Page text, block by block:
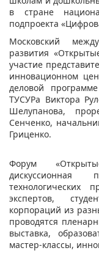
в стране
подпроекта
Московский
развития
участие
инновационном
деловой
ТУСУРа Виктора
Шелупанова,
Сенченко,
Гриценко.
Форум
дискуссионная
технологических
экспертов,
корпораций из
проводятся
выставка,
мастер-классы,